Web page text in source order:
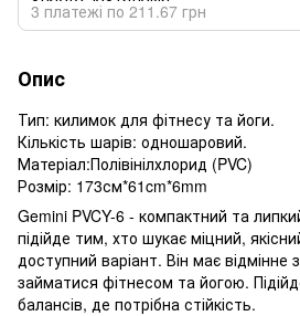
3 платежі по 211.67 грн
Опис
Тип: килимок для фітнесу та йоги.
Кількість шарів: одношаровий.
Матеріал:Полівінілхлорид (PVC)
Розмір: 173см*61cm*6mm
Gemini PVCY-6 - компактний та
підійде тим, хто шукає міцний,
доступний варіант. Він має
займатися фітнесом та йогою.
балансів, де потрібна стійкість.